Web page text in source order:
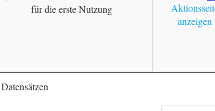
für die erste Nutzung
anzeigen